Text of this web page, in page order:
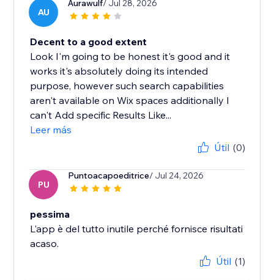
AU
Aurawulf/ Jul 28, 2026
Decent to a good extent
Look I'm going to be honest it's good and it
works it's absolutely doing its intended
purpose, however such search capabilities
aren't available on Wix spaces additionally I
can't Add specific Results Like...
Leer más
Útil (0)
PU
Puntoacapoeditrice/ Jul 24, 2026
pessima
L'app è del tutto inutile perché fornisce risultati
acaso.
Útil (1)